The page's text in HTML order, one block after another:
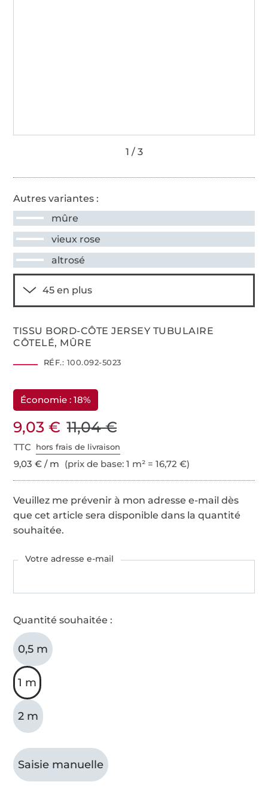
Autres variantes :
mûre
vieux rose
altrosé
TISSU BORD-CÔTE JERSEY TUBULAIRE
CÔTELÉ, MÛRE
RÉF.: 100.092-5023
Économie : 18%
9,03 € 11,04 €
TTC hors frais de livraison
9,03 € / m (prix de base: 1 m² = 16,72 €)
Veuillez me prévenir à mon adresse e-mail dès
que cet article sera disponible dans la quantité
souhaitée.
Votre adresse e-mail
Quantité souhaitée :
0,5 m
1 m
2 m
Saisie manuelle